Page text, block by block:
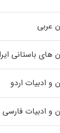
عربی
های باستانی
و ادبیات اردو
و ادبیات فارسی